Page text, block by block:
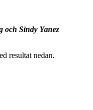
och Sindy Yanez
resultat nedan.